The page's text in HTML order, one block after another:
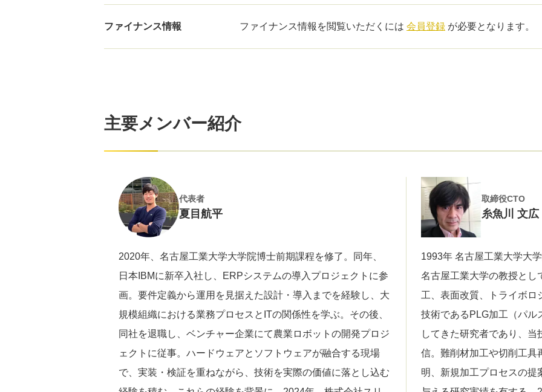
ファイナンス情報 ファイナンス情報を閲覧いただくには 会員登録 が必要となります。
主要メンバー紹介
代表者
夏目航平
2020年、名古屋工業大学大学院博士前期課程を修了。同年、
日本IBMに新卒入社し、ERPシステムの導入プロジェクトに参
画。要件定義から運用を見据えた設計・導入までを経験し、大
規模組織における業務プロセスとITの関係性を学ぶ。その後、
同社を退職し、ベンチャー企業にて農業ロボットの開発プロジ
ェクトに従事。ハードウェアとソフトウェアが融合する現場
で、実装・検証を重ねながら、技術を実際の価値に落とし込む
取締役CTO
糸魚川 文広
1993年 名古屋工業大学大
名古屋工業大学の教授とし
工、表面改質、トライボロ
技術であるPLG加工（パル
してきた研究者であり、
信。難削材加工や切削工具
明、新規加工プロセスの提